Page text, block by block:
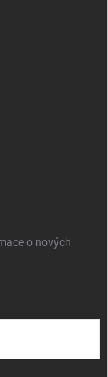
o nových